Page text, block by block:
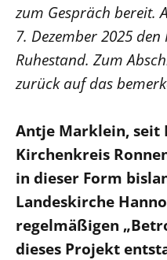
zum Gespräch bereit.
7. Dezember 2025
Ruhestand. Zum
zurück auf das
Antje Marklein, seit
Kirchenkreis
in dieser Form
Landeskirche
regelmäßigen
dieses Projekt
MITARBEIT
Ehrenamt
Beruf
Freie Stellen
BIBLIOTHEK & ARCHIV
SERVICE
Älterwerden im
Beschwerdestellen